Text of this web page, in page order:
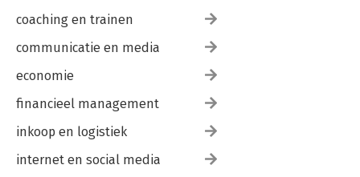
coaching en trainen
communicatie en media
economie
financieel management
inkoop en logistiek
internet en social media